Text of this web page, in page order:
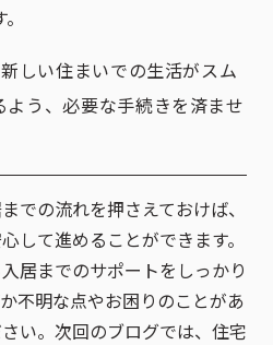
しい住まいでの生活がスム
う、必要な手続きを済ませ
での流れを押さえておけば、
して進めることができます。
居までのサポートをしっかり
不明な点やお困りのことがあ
い。次回のブログでは、住宅